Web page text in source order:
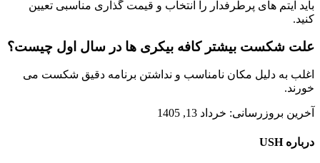
باید آیتم های پرطرفدار را انتخاب و قیمت گذاری مناسبی تعیین
کنید.
علت شکست بیشتر کافه بیکری ها در سال اول چیست؟
اغلب به دلیل مکان نامناسب و نداشتن برنامه دقیق شکست می
خورند.
آخرین بروزرسانی: خرداد 13, 1405
درباره USH